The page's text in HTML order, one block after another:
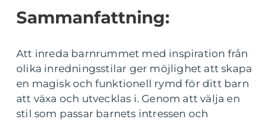
Sammanfattning:
Att inreda barnrummet med inspiration från
olika inredningsstilar ger möjlighet att skapa
en magisk och funktionell rymd för ditt barn
att växa och utvecklas i. Genom att välja en
stil som passar barnets intressen och